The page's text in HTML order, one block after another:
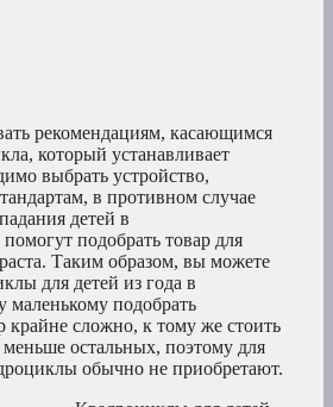
рекомендациям, касающимся
который устанавливает
выбрать устройство,
в противном случае
детей в
подобрать товар для
Таким образом, вы можете
для детей из года в
маленькому подобрать
крайне сложно, к тому же стоить
меньше остальных, поэтому для
обычно не приобретают.